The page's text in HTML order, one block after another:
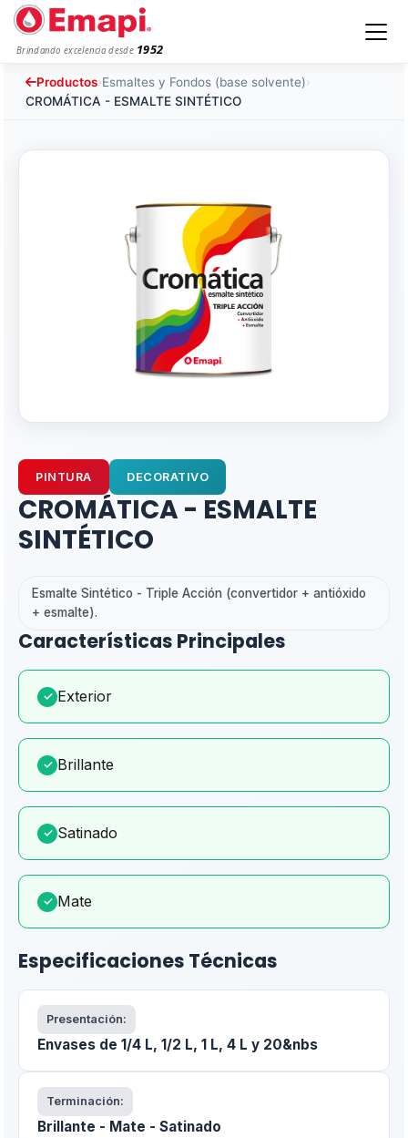
Brindando excelencia desde 1952
Productos›Esmaltes y Fondos (base solvente)›
CROMÁTICA - ESMALTE SINTÉTICO
PINTURA DECORATIVO
CROMÁTICA - ESMALTE
SINTÉTICO
Esmalte Sintético - Triple Acción (convertidor + antióxido
+ esmalte).
Características Principales
✓ Exterior
✓ Brillante
✓ Satinado
✓ Mate
Especificaciones Técnicas
Presentación:
Envases de 1/4 L, 1/2 L, 1 L, 4 L y 20&nbs
Terminación:
Brillante - Mate - Satinado